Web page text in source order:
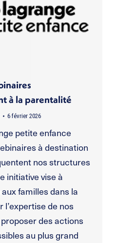
à la parentalité
6 février 2026
petite enfance
à destination
nos structures
initiative vise à
familles dans la
de nos
des actions
au plus grand